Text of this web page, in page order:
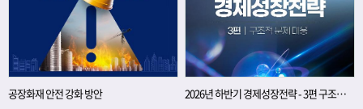
공장화재 안전 강화 방안 2026년 하반기 경제성장전략 - 3편 구조적 문제 대응